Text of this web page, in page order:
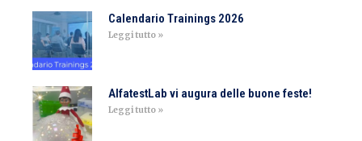
Calendario Trainings 2026
Leggi tutto »
AlfatestLab vi augura delle buone feste!
Leggi tutto »